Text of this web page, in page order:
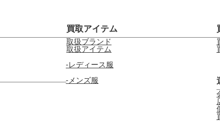
買取アイテム
取扱ブランド
取扱アイテム
レディース服
メンズ服